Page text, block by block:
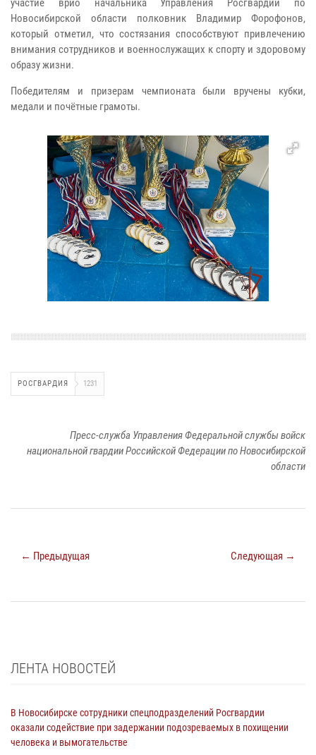
участие врио начальника Управления Росгвардии по
Новосибирской области полковник Владимир Форофонов,
который отметил, что состязания способствуют привлечению
внимания сотрудников и военнослужащих к спорту и здоровому
образу жизни.
Победителям и призерам чемпионата были вручены кубки,
медали и почётные грамоты.
РОСГВАРДИЯ 1231
Пресс-служба Управления Федеральной службы войск
национальной гвардии Российской Федерации по Новосибирской
области
← Предыдущая Следующая →
ЛЕНТА НОВОСТЕЙ
В Новосибирске сотрудники спецподразделений Росгвардии
оказали содействие при задержании подозреваемых в похищении
человека и вымогательстве